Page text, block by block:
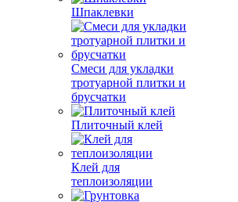
Шпаклевки
Смеси для укладки
тротуарной плитки и
брусчатки
Плиточный клей
Клей для
теплоизоляции